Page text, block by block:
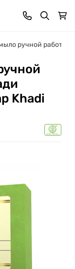
ручной работы с
Khadi